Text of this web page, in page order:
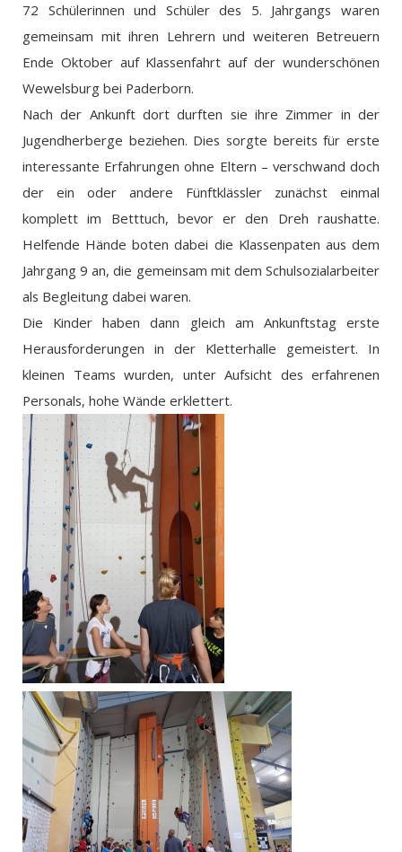
72 Schülerinnen und Schüler des 5. Jahrgangs waren
gemeinsam mit ihren Lehrern und weiteren Betreuern
Ende Oktober auf Klassenfahrt auf der wunderschönen
Wewelsburg bei Paderborn.
Nach der Ankunft dort durften sie ihre Zimmer in der
Jugendherberge beziehen. Dies sorgte bereits für erste
interessante Erfahrungen ohne Eltern – verschwand doch
der ein oder andere Fünftklässler zunächst einmal
komplett im Betttuch, bevor er den Dreh raushatte.
Helfende Hände boten dabei die Klassenpaten aus dem
Jahrgang 9 an, die gemeinsam mit dem Schulsozialarbeiter
als Begleitung dabei waren.
Die Kinder haben dann gleich am Ankunftstag erste
Herausforderungen in der Kletterhalle gemeistert. In
kleinen Teams wurden, unter Aufsicht des erfahrenen
Personals, hohe Wände erklettert.